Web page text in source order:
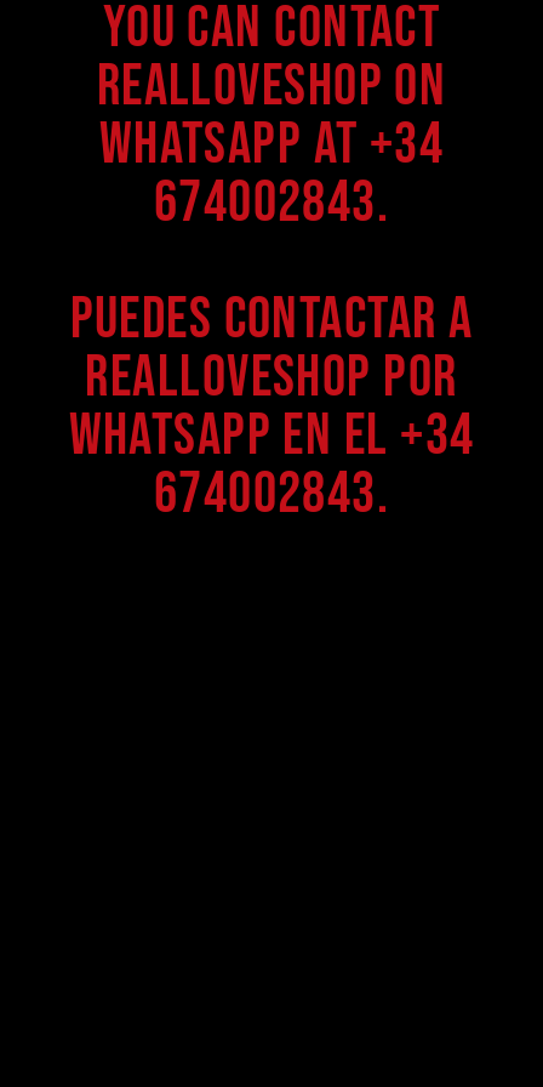
You can contact
Realloveshop on
WhatsApp at +34
674002843.
Puedes contactar a
Realloveshop por
WhatsApp en el +34
674002843.